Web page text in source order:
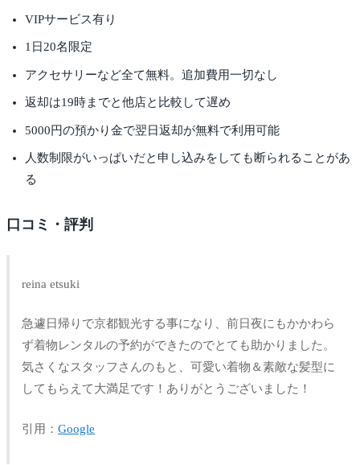
VIPサービス有り
1日20名限定
アクセサリーなど全て無料。追加費用一切なし
返却は19時までと他店と比較して遅め
5000円の預かり金で翌日返却が無料で利用可能
人数制限がいっぱいだと申し込みをしても断られることがあ
る
口コミ・評判
reina etsuki
急遽日帰りで京都観光する事になり、前日夜にもかかわら
ず着物レンタルの予約ができたのでとても助かりました。
気さくなスタッフさんのもと、可愛い着物＆素敵な髪型に
してもらえて大満足です！ありがとうございました！
引用： Google